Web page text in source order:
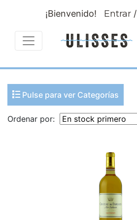
¡Bienvenido! Entrar/
Pulse para ver Categorías
Ordenar por: